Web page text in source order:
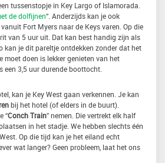
tussenstopje in Key Largo of Islamorada.
de dolfijnen“. Anderzijds kan je ook
Fort Myers naar de Keys varen. Op die
van 5 uur uit. Dat kan best handig zijn als
kan je dit pareltje ontdekken zonder dat het
moet doen is lekker genieten van het
een 3,5 uur durende boottocht.
kan je Key West gaan verkennen. Je kan
bij het hotel (of elders in de buurt).
“Conch Train” nemen. Die vertrekt elk half
in het stadje. We hebben slechts één
Op die tijd kan je het eiland echt
wat langer? Geen probleem, laat het ons